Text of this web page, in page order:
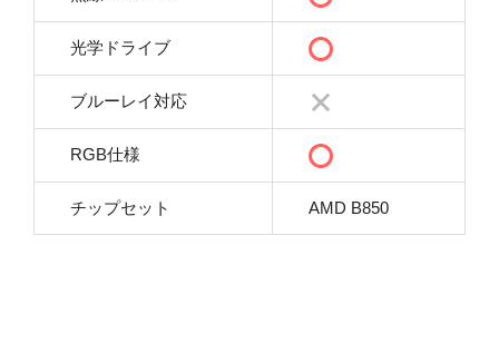
光学ドライブ
ブルーレイ対応
RGB仕様
チップセット AMD B850